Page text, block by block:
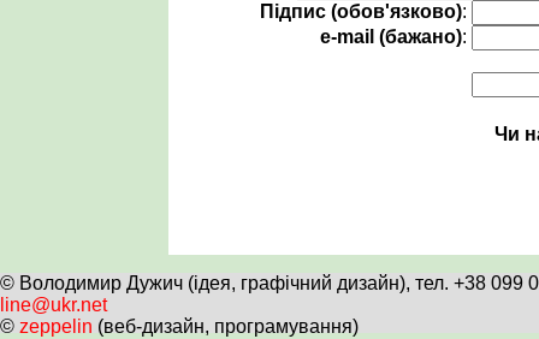
Підпис (обов'язково):
e-mail (бажано):
Чи
© Володимир Дужич (ідея, графічний дизайн), тел. +38 099
line@ukr.net
© zeppelin (веб-дизайн, програмування)